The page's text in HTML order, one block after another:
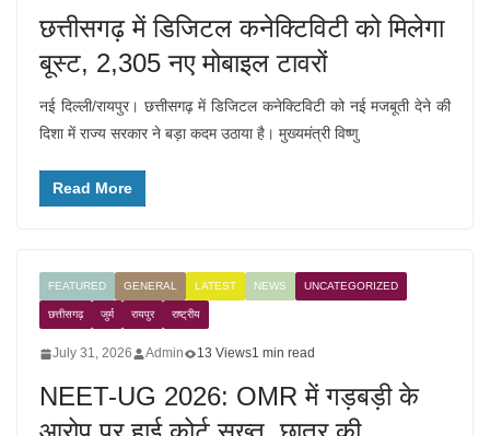
छत्तीसगढ़ में डिजिटल कनेक्टिविटी को मिलेगा
बूस्ट, 2,305 नए मोबाइल टावरों
नई दिल्ली/रायपुर। छत्तीसगढ़ में डिजिटल कनेक्टिविटी को नई मजबूती देने की
दिशा में राज्य सरकार ने बड़ा कदम उठाया है। मुख्यमंत्री विष्णु
Read More
FEATURED GENERAL LATEST NEWS UNCATEGORIZED
छत्तीसगढ़ जुर्म रायपुर राष्ट्रीय
July 31, 2026 Admin 13 Views1 min read
NEET-UG 2026: OMR में गड़बड़ी के